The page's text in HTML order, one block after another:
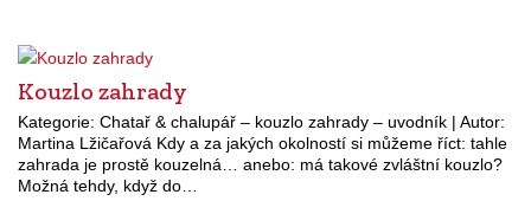
Kouzlo zahrady
Kategorie: Chatař & chalupář – kouzlo zahrady – uvodník | Autor:
Martina Lžičařová Kdy a za jakých okolností si můžeme říct: tahle
zahrada je prostě kouzelná… anebo: má takové zvláštní kouzlo?
Možná tehdy, když do…